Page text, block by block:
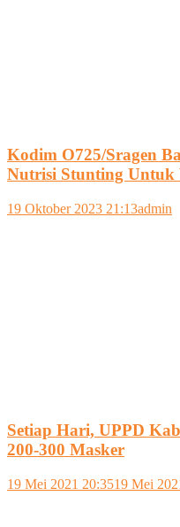
Kodim O725/Sragen
Nutrisi Stunting
19 Oktober 2023 21:13admin
Setiap Hari, UPPD
200-300 Masker
19 Mei 2021 20:3519 Mei